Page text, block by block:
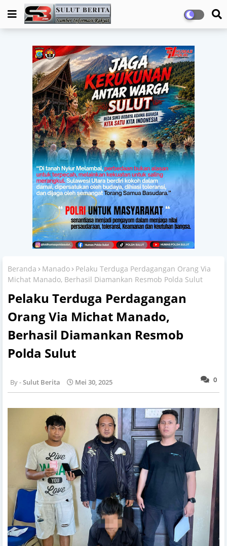
Beranda Manado
Pelaku Terduga Perdagangan Orang Via
Michat Manado, Berhasil Diamankan Resmob Polda Sulut
Pelaku Terduga Perdagangan
Orang Via Michat Manado,
Berhasil Diamankan Resmob
Polda Sulut
0
Sulut Berita Mei 30, 2025